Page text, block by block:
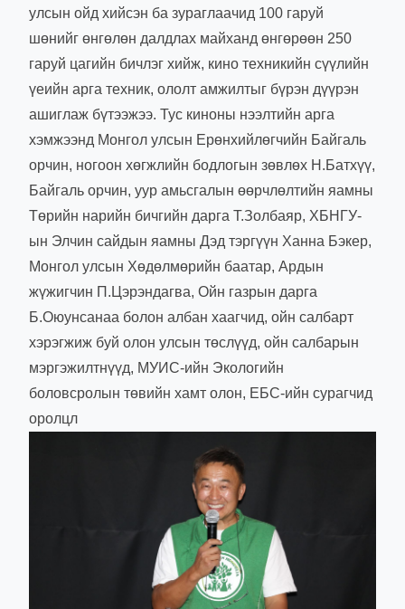
улсын ойд хийсэн ба зураглаачид 100 гаруй
шөнийг өнгөлөн далдлах майханд өнгөрөөн 250
гаруй цагийн бичлэг хийж, кино техникийн сүүлийн
үеийн арга техник, ололт амжилтыг бүрэн дүүрэн
ашиглаж бүтээжээ. Тус киноны нээлтийн арга
хэмжээнд Монгол улсын Ерөнхийлөгчийн Байгаль
орчин, ногоон хөгжлийн бодлогын зөвлөх Н.Батхүү,
Байгаль орчин, уур амьсгалын өөрчлөлтийн яамны
Төрийн нарийн бичгийн дарга Т.Золбаяр, ХБНГУ-
ын Элчин сайдын яамны Дэд тэргүүн Ханна Бэкер,
Монгол улсын Хөдөлмөрийн баатар, Ардын
жүжигчин П.Цэрэндагва, Ойн газрын дарга
Б.Оюунсанаа болон албан хаагчид, ойн салбарт
хэрэгжиж буй олон улсын төслүүд, ойн салбарын
мэргэжилтнүүд, МУИС-ийн Экологийн
боловсролын төвийн хамт олон, ЕБС-ийн сурагчид
оролцл